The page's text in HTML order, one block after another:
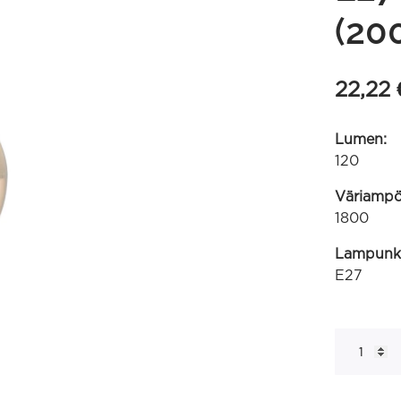
22,22
Lumen:
120
1800
E27
G125